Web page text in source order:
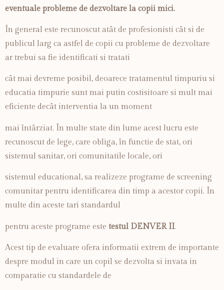
eventuale probleme de dezvoltare la copii mici.
În general este recunoscut atât de profesionisti cât si de
publicul larg ca astfel de copii cu probleme de dezvoltare
ar trebui sa fie identificati si tratati
cât mai devreme posibil, deoarece tratamentul timpuriu si
educatia timpurie sunt mai putin costisitoare si mult mai
eficiente decât interventia la un moment
mai întârziat. În multe state din lume acest lucru este
recunoscut de lege, care obliga, în functie de stat, ori
sistemul sanitar, ori comunitatile locale, ori
sistemul educational, sa realizeze programe de screening
comunitar pentru identificarea din timp a acestor copii. În
multe din aceste tari standardul
pentru aceste programe este testul DENVER II.
Acest tip de evaluare ofera informatii extrem de importante
despre modul in care un copil se dezvolta si invata in
comparatie cu standardele de